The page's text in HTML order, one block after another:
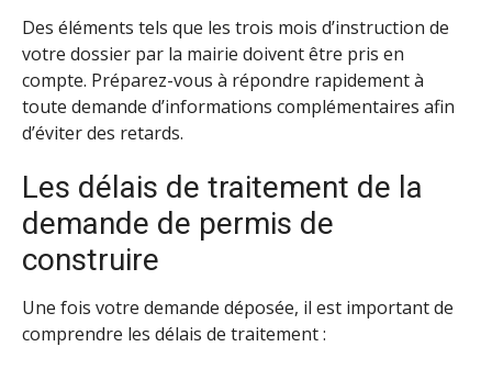
Des éléments tels que les trois mois d’instruction de
votre dossier par la mairie doivent être pris en
compte. Préparez-vous à répondre rapidement à
toute demande d’informations complémentaires afin
d’éviter des retards.
Les délais de traitement de la
demande de permis de
construire
Une fois votre demande déposée, il est important de
comprendre les délais de traitement :